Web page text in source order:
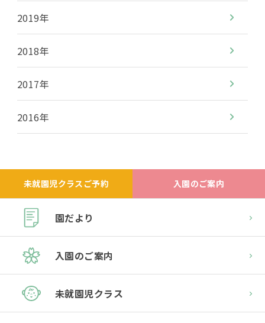
2019年
2018年
2017年
2016年
未就園児クラスご予約 入園のご案内
園だより
入園のご案内
未就園児クラス